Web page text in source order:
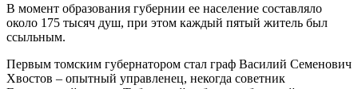
В момент образования губернии ее население составляло
около 175 тысяч душ, при этом каждый пятый житель был
ссыльным.
Первым томским губернатором стал граф Василий Семенович
Хвостов – опытный управленец, некогда советник